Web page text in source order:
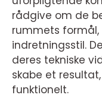
rådgive om de
rummets
indretningsstil.
deres tekniske
skabe et
funktionelt.